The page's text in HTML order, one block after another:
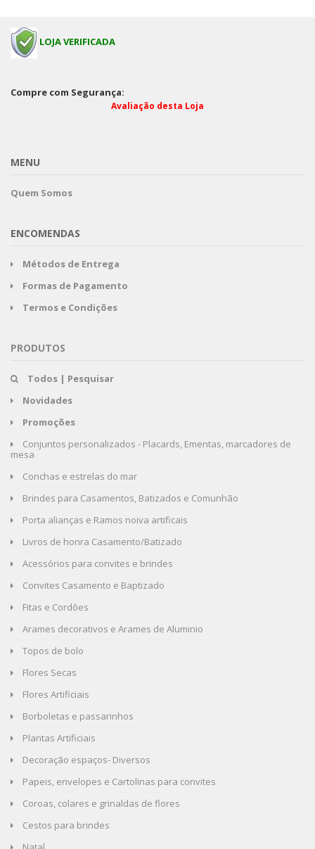
LOJA VERIFICADA
Compre com Segurança:
Avaliação desta Loja
MENU
Quem Somos
ENCOMENDAS
Métodos de Entrega
Formas de Pagamento
Termos e Condições
PRODUTOS
Todos | Pesquisar
Novidades
Promoções
Conjuntos personalizados - Placards, Ementas, marcadores de
mesa
Conchas e estrelas do mar
Brindes para Casamentos, Batizados e Comunhão
Porta alianças e Ramos noiva artificais
Livros de honra Casamento/Batizado
Acessórios para convites e brindes
Convites Casamento e Baptizado
Fitas e Cordões
Arames decorativos e Arames de Aluminio
Topos de bolo
Flores Secas
Flores Artificiais
Borboletas e passarinhos
Plantas Artificiais
Decoração espaços- Diversos
Papeis, envelopes e Cartolinas para convites
Coroas, colares e grinaldas de flores
Cestos para brindes